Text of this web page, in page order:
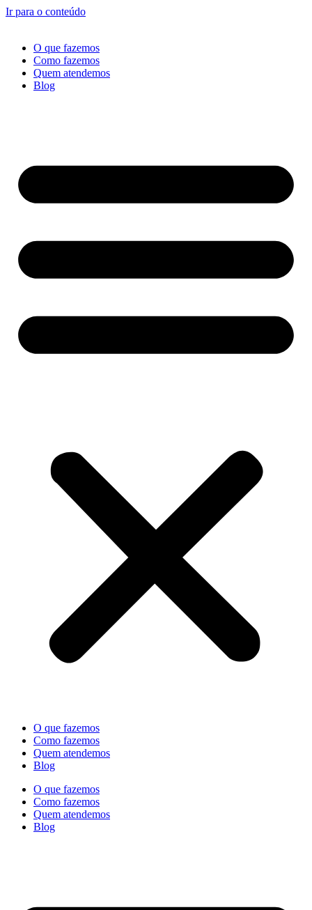
Ir para o conteúdo
O que fazemos
Como fazemos
Quem atendemos
Blog
O que fazemos
Como fazemos
Quem atendemos
Blog
O que fazemos
Como fazemos
Quem atendemos
Blog